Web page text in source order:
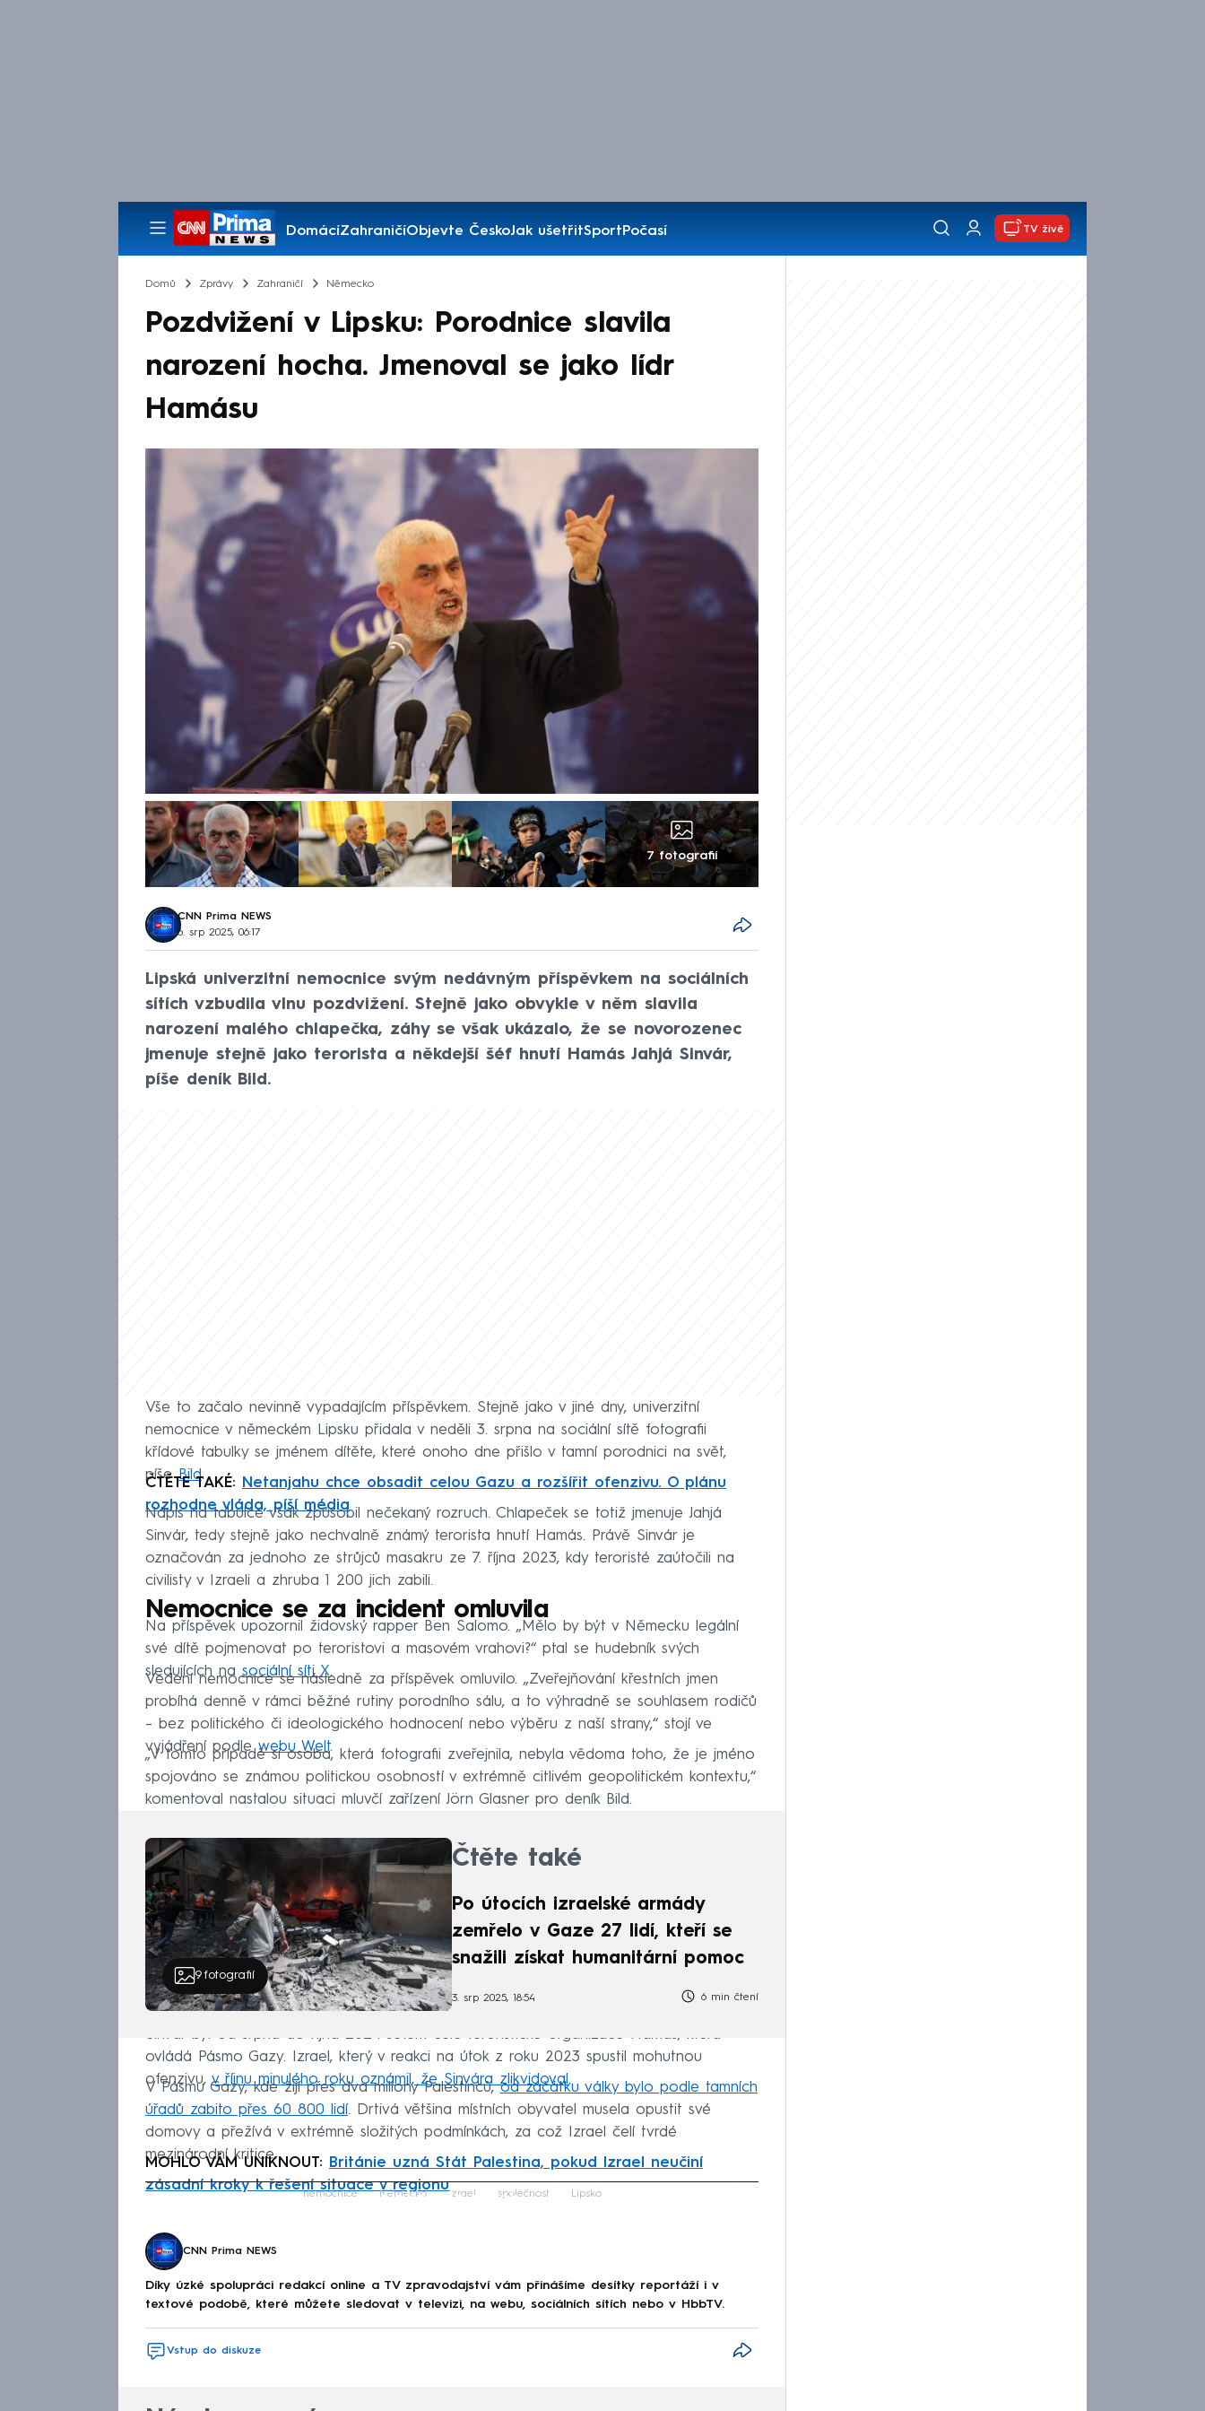
DomácíZahraničíObjevte ČeskoJak ušetřitSportPočasí
Pořady
TV živě
Domů Zprávy Zahraničí Německo
Pozdvižení v Lipsku: Porodnice slavila
narození hocha. Jmenoval se jako lídr
Hamásu
7 fotografií
CNN Prima NEWS
6. srp 2025, 06:17
Lipská univerzitní nemocnice svým nedávným příspěvkem na sociálních
sítích vzbudila vlnu pozdvižení. Stejně jako obvykle v něm slavila
narození malého chlapečka, záhy se však ukázalo, že se novorozenec
jmenuje stejně jako terorista a někdejší šéf hnutí Hamás Jahjá Sinvár,
píše deník Bild.
Vše to začalo nevinně vypadajícím příspěvkem. Stejně jako v jiné dny, univerzitní
nemocnice v německém Lipsku přidala v neděli 3. srpna na sociální sítě fotografii
křídové tabulky se jménem dítěte, které onoho dne přišlo v tamní porodnici na svět,
píšeBild.
ČTĚTE TAKÉ:
Netanjahu chce obsadit celou Gazu a rozšířit ofenzivu. O plánu
rozhodne vláda, píší média
Nápis na tabulce však způsobil nečekaný rozruch. Chlapeček se totiž jmenuje Jahjá
Sinvár, tedy stejně jako nechvalně známý terorista hnutí Hamás. Právě Sinvár je
označován za jednoho ze strůjců masakru ze 7. října 2023, kdy teroristé zaútočili na
civilisty v Izraeli a zhruba 1 200 jich zabili.
Nemocnice se za incident omluvila
Na příspěvek upozornil židovský rapper Ben Salomo. „Mělo by být v Německu legální
své dítě pojmenovat po teroristovi a masovém vrahovi?“ ptal se hudebník svých
sledujících na sociální síti X.
Vedení nemocnice se následně za příspěvek omluvilo. „Zveřejňování křestních jmen
probíhá denně v rámci běžné rutiny porodního sálu, a to výhradně se souhlasem rodičů
– bez politického či ideologického hodnocení nebo výběru z naší strany,“ stojí ve
vyjádření podlewebu Welt.
„V tomto případě si osoba, která fotografii zveřejnila, nebyla vědoma toho, že je jméno
spojováno se známou politickou osobností v extrémně citlivém geopolitickém kontextu,“
komentoval nastalou situaci mluvčí zařízení Jörn Glasner pro deník Bild.
9fotografií
Čtěte také
Po útocích izraelské armády
zemřelo v Gaze 27 lidí, kteří se
snažili získat humanitární pomoc
3. srp 2025, 18:54 6 min čtení
Sinvár byl od srpna do října 2024 šéfem celé teroristické organizace Hamás, která
ovládá Pásmo Gazy. Izrael, který v reakci na útok z roku 2023 spustil mohutnou
ofenzivu,v říjnu minulého roku oznámil, že Sinvára zlikvidoval.
V Pásmu Gazy, kde žijí přes dva miliony Palestinců,od začátku války bylo podle tamních
úřadů zabito přes 60 800 lidí. Drtivá většina místních obyvatel musela opustit své
domovy a přežívá v extrémně složitých podmínkách, za což Izrael čelí tvrdé
mezinárodní kritice.
MOHLO VÁM UNIKNOUT:
Británie uzná Stát Palestina, pokud Izrael neučiní
zásadní kroky k řešení situace v regionu
Failed to fetch
nemocnice Německo Izrael společnost Lipsko
CNN Prima NEWS
Díky úzké spolupráci redakcí online a TV zpravodajství vám přinášíme desítky reportáží i v
textové podobě, které můžete sledovat v televizi, na webu, sociálních sítích nebo v HbbTV.
Vstup do diskuze